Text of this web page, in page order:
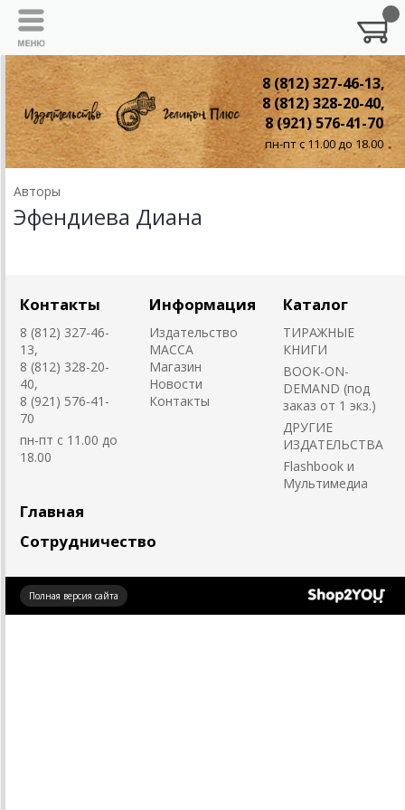
8 (812) 327-46-13,
8 (812) 328-20-40,
8 (921) 576-41-70
пн-пт с 11.00 до 18.00
Авторы
Эфендиева Диана
Контакты
8 (812) 327-46-
13,
8 (812) 328-20-
40,
8 (921) 576-41-
70
пн-пт с 11.00 до
18.00
Информация
Издательство
MACCA
Магазин
Новости
Контакты
Каталог
ТИРАЖНЫЕ
КНИГИ
BOOK-ON-
DEMAND (под
заказ от 1 экз.)
ДРУГИЕ
ИЗДАТЕЛЬСТВА
Flashbook и
Мультимедиа
Главная
Сотрудничество
Полная версия сайта